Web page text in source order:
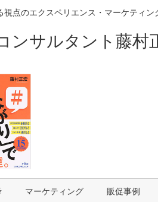
視点のエクスペリエンス・マーケティン
ンサルタント藤村
マーケティング 販促事例